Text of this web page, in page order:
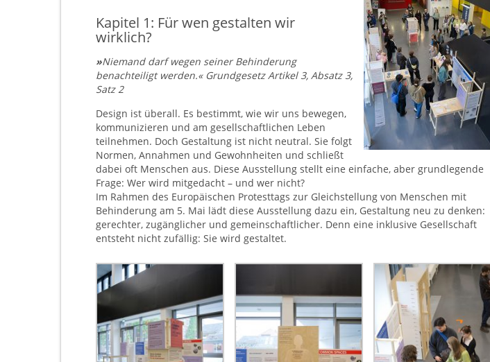
Kapitel 1: Für wen gestalten wir
wirklich?
»Niemand darf wegen seiner Behinderung
benachteiligt werden.« Grundgesetz Artikel 3, Absatz 3,
Satz 2
Design ist überall. Es bestimmt, wie wir uns bewegen,
kommunizieren und am gesellschaftlichen Leben
teilnehmen. Doch Gestaltung ist nicht neutral. Sie folgt
Normen, Annahmen und Gewohnheiten und schließt
dabei oft Menschen aus. Diese Ausstellung stellt eine einfache, aber grundlegende
Frage: Wer wird mitgedacht – und wer nicht?
Im Rahmen des Europäischen Protesttags zur Gleichstellung von Menschen mit
Behinderung am 5. Mai lädt diese Ausstellung dazu ein, Gestaltung neu zu denken:
gerechter, zugänglicher und gemeinschaftlicher. Denn eine inklusive Gesellschaft
entsteht nicht zufällig: Sie wird gestaltet.